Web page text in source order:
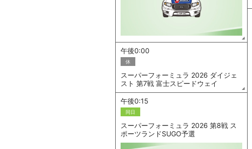
午後0:00
休
スーパーフォーミュラ 2026 ダイジェ
スト 第7戦 富士スピードウェイ
午後0:15
同日
スーパーフォーミュラ 2026 第8戦 ス
ポーツランドSUGO予選